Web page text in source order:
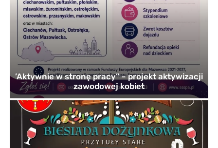
’Aktywnie w stronę pracy” – projekt aktywizacji
zawodowej kobiet